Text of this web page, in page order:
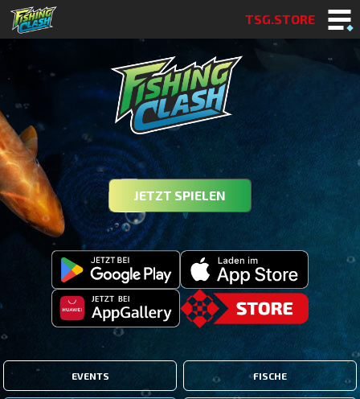
TSG.STORE
JETZT SPIELEN
EVENTS FISCHE